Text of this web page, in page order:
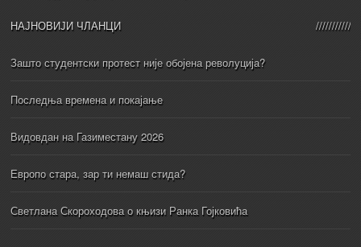
НАЈНОВИЈИ ЧЛАНЦИ
Зашто студентски протест није обојена револуција?
Последња времена и покајање
Видовдан на Газиместану 2026
Европо стара, зар ти немаш стида?
Светлана Скороходова о књизи Ранка Гојковића